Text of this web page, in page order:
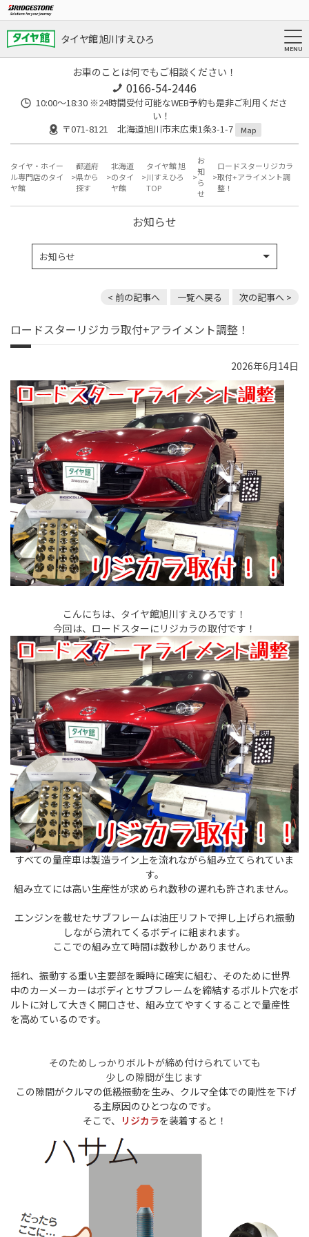
タイヤ館 旭川すえひろ
お車のことは何でもご相談ください！
0166-54-2446
10:00～18:30 ※24時間受付可能なWEB予約も是非ご利用くださ
い！
〒071-8121 北海道旭川市末広東1条3-1-7
Map
タイヤ・ホイー
ル専門店のタイ
ヤ館
都道府
県から
探す
北海道
のタイ
ヤ館
タイヤ館 旭
川すえひろ
TOP
お
知
ら
せ
ロードスターリジカラ
取付+アライメント調
整！
お知らせ
お知らせ
< 前の記事へ 一覧へ戻る 次の記事へ >
ロードスターリジカラ取付+アライメント調整！
2026年6月14日
こんにちは、タイヤ館旭川すえひろです！
今回は、ロードスターにリジカラの取付です！
すべての量産車は製造ライン上を流れながら組み立てられていま
す。
組み立てには高い生産性が求められ数秒の遅れも許されません。
エンジンを載せたサブフレームは油圧リフトで押し上げられ振動
しながら流れてくるボディに組まれます。
ここでの組み立て時間は数秒しかありません。
揺れ、振動する重い主要部を瞬時に確実に組む、そのために世界
中のカーメーカーはボディとサブフレームを締結するボルト穴をボ
ルトに対して大きく開口させ、組み立てやすくすることで量産性
を高めているのです。
そのためしっかりボルトが締め付けられていても
少しの隙間が生じます
この隙間がクルマの低級振動を生み、クルマ全体での剛性を下げ
る主原因のひとつなのです。
そこで、
リジカラを装着すると！